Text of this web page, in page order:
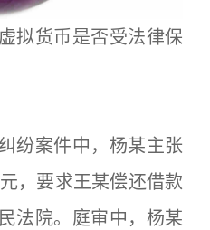
货币是否受法律保
案件中，杨某主张
，要求王某偿还借款
法院。庭审中，杨某